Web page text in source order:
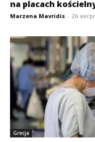
na placach
Marzena Mavridis - 26
Grecja